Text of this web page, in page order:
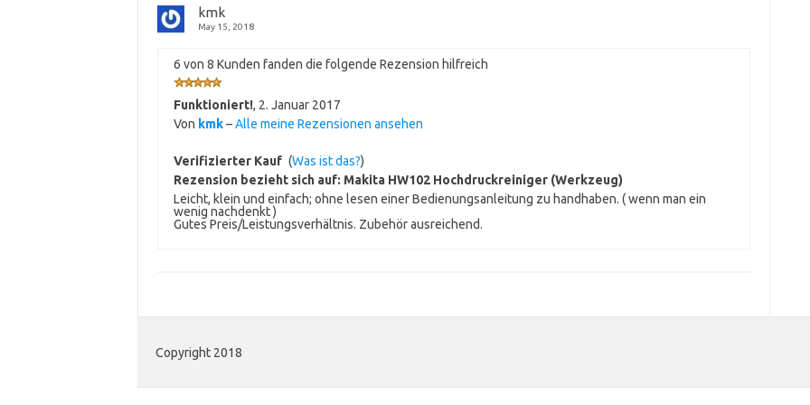
kmk
May 15, 2018
6 von 8 Kunden fanden die folgende Rezension hilfreich
Funktioniert!, 2. Januar 2017
Von kmk–Alle meine Rezensionen ansehen
Verifizierter Kauf (Was ist das?)
Rezension bezieht sich auf: Makita HW102 Hochdruckreiniger (Werkzeug)
Leicht, klein und einfach; ohne lesen einer Bedienungsanleitung zu handhaben. ( wenn man ein
wenig nachdenkt )
Gutes Preis/Leistungsverhältnis. Zubehör ausreichend.
Copyright 2018